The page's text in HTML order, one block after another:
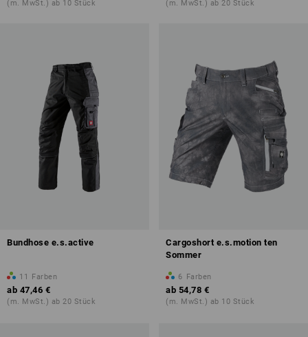
(m. MwSt.) ab 10 Stück (m. MwSt.) ab 20 Stück
Bundhose e.s.active
11 Farben
ab 47,46 €
(m. MwSt.) ab 20 Stück
Cargoshort e.s.motion ten
Sommer
6 Farben
ab 54,78 €
(m. MwSt.) ab 10 Stück